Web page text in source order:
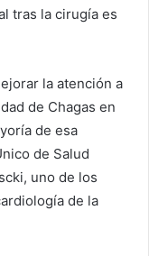
tras la cirugía es
la atención a
de Chagas en
de esa
de Salud
uno de los
de la